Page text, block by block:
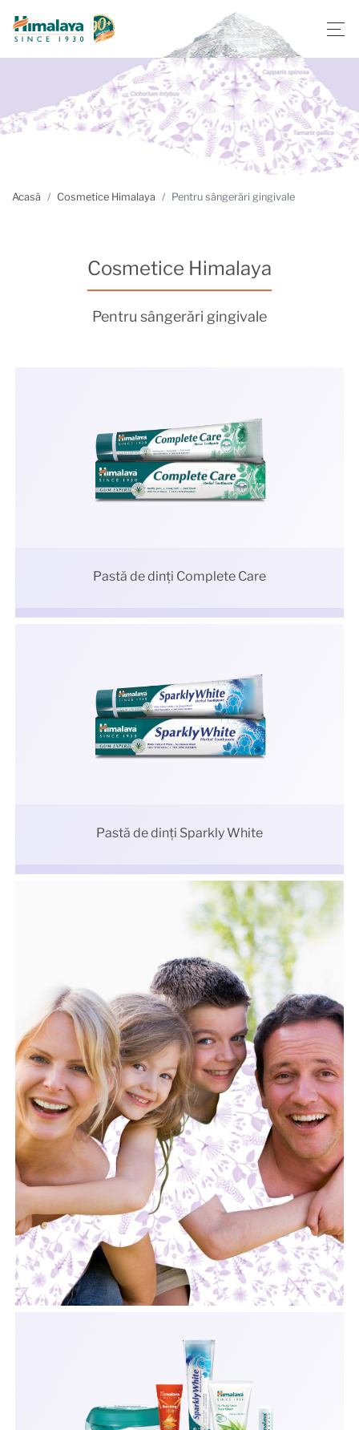
Acasă Cosmetice Himalaya Pentru sângerări gingivale
Cosmetice Himalaya
Pentru sângerări gingivale
Pastă de dinți Complete Care
Pastă de dinți Sparkly White